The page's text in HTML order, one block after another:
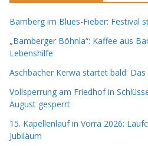
Bamberg im Blues-Fieber: Festival
„Bamberger Böhnla“: Kaffee aus
Lebenshilfe
Aschbacher Kerwa startet bald:
Vollsperrung am Friedhof in
August gesperrt
15. Kapellenlauf in Vorra 2026:
Jubiläum